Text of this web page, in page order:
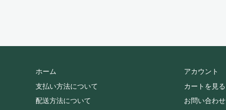
ホーム
支払い方法について
配送方法について
アカウント
カートを見る
お問い合わせ